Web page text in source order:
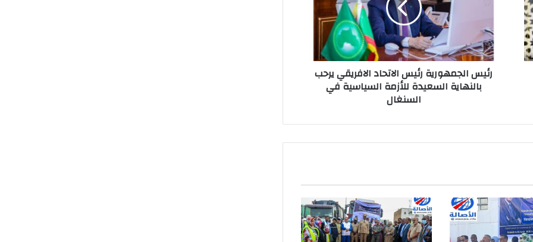
رئيس الجمهورية رئيس الاتحاد الافريقي يرحب
بالنهاية السعيدة للأزمة السياسية في
السنغال